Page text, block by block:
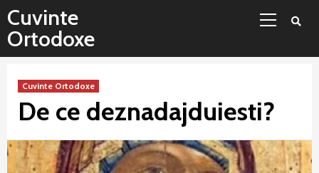
Sari
conținut
Cuvinte
Ortodoxe
Cuvinte Ortodoxe
De ce deznadajduiesti?